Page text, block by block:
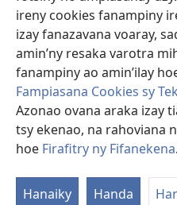
ireny cookies fanampiny
izay fanazavana voaray,
amin’ny resaka varotra
fanampiny ao amin’ilay
Fampiasana Cookies sy
Azonao ovana araka izay
tsy ekenao, na rahoviana
hoe Firafitry ny Fifanekena.
Hanaiky Handa
JW Library
Watchtower Library ®
Copyright© 2026 Watch Tower
FIFANEKENA| FIFANEKENA
NY